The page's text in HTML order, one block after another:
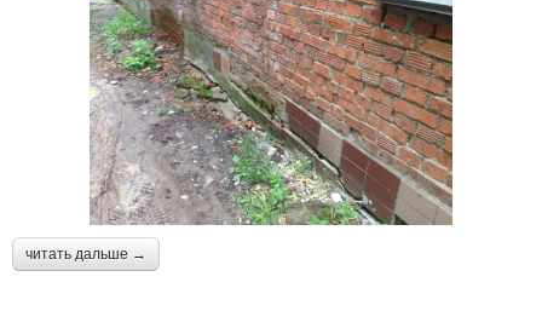
читать дальше →